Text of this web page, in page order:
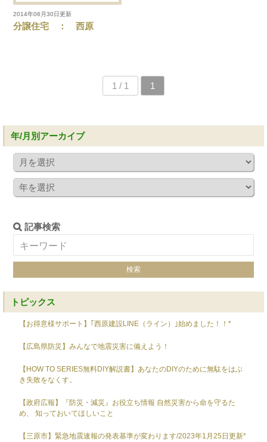
2014年06月30日更新
分譲住宅 ： 西原
1 / 1 1
年/月別アーカイブ
記事検索
トピックス
【お得意様サポート】｢西原建設LINE（ライン）｣始めました！！*
【広島県防災】みんなで地震災害に備えよう！
【HOW TO SERIES無料DIY解説書】あなたのDIYのために無駄をはぶ
き失敗をなくす。
【政府広報】『防災・減災』お役立ち情報 自然災害から命を守るた
め、 知っておいてほしいこと
【三原市】緊急地震速報の発表基準が変わります/2023年1月25日更新*